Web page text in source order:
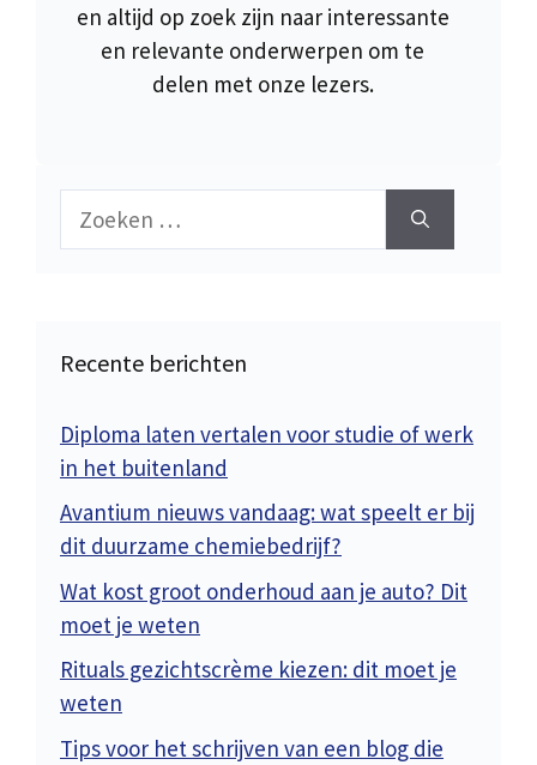
en altijd op zoek zijn naar interessante
en relevante onderwerpen om te
delen met onze lezers.
Zoek
Recente berichten
Diploma laten vertalen voor studie of werk
in het buitenland
Avantium nieuws vandaag: wat speelt er bij
dit duurzame chemiebedrijf?
Wat kost groot onderhoud aan je auto? Dit
moet je weten
Rituals gezichtscrème kiezen: dit moet je
weten
Tips voor het schrijven van een blog die